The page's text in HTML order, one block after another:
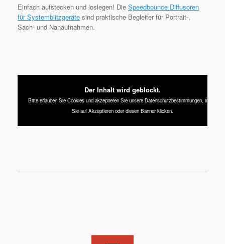
Einfach aufstecken und loslegen! Die Speedbounce Diffusoren
für Systemblitzgeräte sind praktische Begleiter für Portrait-,
Sach- und Nahaufnahmen.
Der Inhalt wird geblockt.
Bitte erlauben Sie Cookies und akzeptieren Sie unsere Datenschutzbestimmungen, indem
Sie auf Akzeptieren oder diesen Banner klicken.